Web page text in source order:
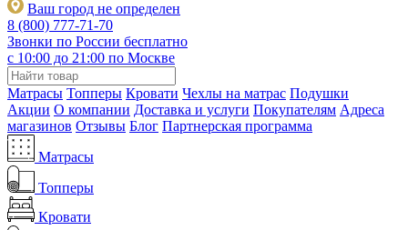
Ваш город не определен
8 (800) 777-71-70
Звонки по России бесплатно
c 10:00 до 21:00 по Москве
Матрасы Топперы Кровати Чехлы на матрас Подушки
Акции О компании Доставка и услуги Покупателям Адреса
магазинов Отзывы Блог Партнерская программа
Матрасы
Топперы
Кровати